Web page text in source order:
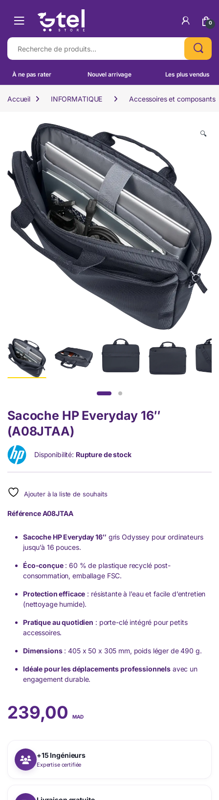
0
Recherche pour :
À ne pas rater Nouvel arrivage Les plus vendus
Accueil INFORMATIQUE Accessoires et composants
🔍
Sacoche HP Everyday 16″
(A08JTAA)
Disponibilité: Rupture de stock
Ajouter à la liste de souhaits
RéférenceA08JTAA
Sacoche HP Everyday 16″ gris Odyssey pour ordinateurs
jusqu’à 16 pouces.
Éco-conçue: 60 % de plastique recyclé post-
consommation, emballage FSC.
Protection efficace : résistante à l’eau et facile d’entretien
(nettoyage humide).
Pratique au quotidien : porte-clé intégré pour petits
accessoires.
Dimensions: 405 x 50 x 305 mm, poids léger de 490 g.
Idéale pour les déplacements professionnelsavec un
engagement durable.
239,00MAD
+15 Ingénieurs
Expertise certifiée